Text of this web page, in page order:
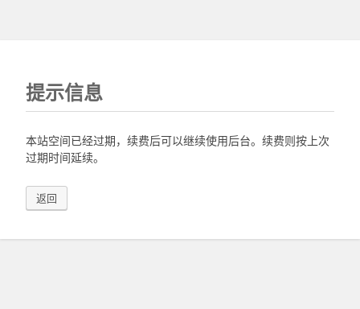
提示信息
本站空间已经过期，续费后可以继续使用后台。续费则按上次
过期时间延续。
返回